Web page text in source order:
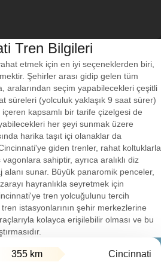
Tren Bilgileri
etmek için en iyi seçeneklerden biri,
Şehirler arası gidip gelen tüm
aralarından seçim yapabilecekleri çeşitli
süreleri (yolculuk yaklaşık 9 saat sürer)
kapsamlı bir tarife çizelgesi de
her şeyi sunmak üzere
harika taşıt içi olanaklar da
giden trenler, rahat koltuklarla
vagonlara sahiptir, ayrıca aralıklı diz
sunar. Büyük panaromik penceler,
hayranlıkla seyretmek için
tren yolcuğulunu tercih
istasyonlarının şehir merkezlerine
kolayca erişilebilir olması ve bu
355 km Cincinnati